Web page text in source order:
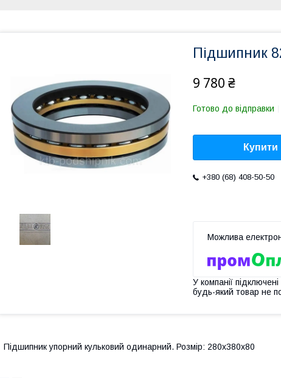
Підшипник
9 780 ₴
Готово до відправки
Купити
+380 (68) 408-50-50
У компанії
будь-який товар не
Підшипник упорний кульковий одинарний. Розмір: 280х380х80